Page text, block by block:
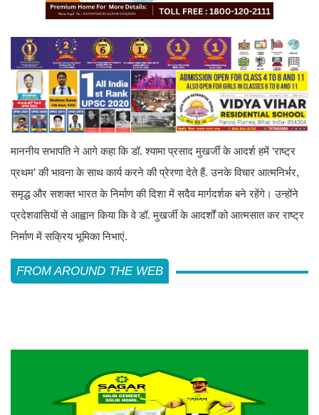
माननीय सभापति ने आगे कहा कि डॉ. श्यामा प्रसाद मुखर्जी के आदर्श हमें ‘राष्ट्र
प्रथम’ की भावना के साथ कार्य करने की प्रेरणा देते हैं. उनके विचार आत्मनिर्भर,
समृद्ध और सशक्त भारत के निर्माण की दिशा में सदैव मार्गदर्शक बने रहेंगे। उन्होंने
प्रदेशवासियों से आह्वान किया कि वे डॉ. मुखर्जी के आदर्शों को आत्मसात कर राष्ट्र
निर्माण में सक्रिय भूमिका निभाएं.
FROM AROUND THE WEB